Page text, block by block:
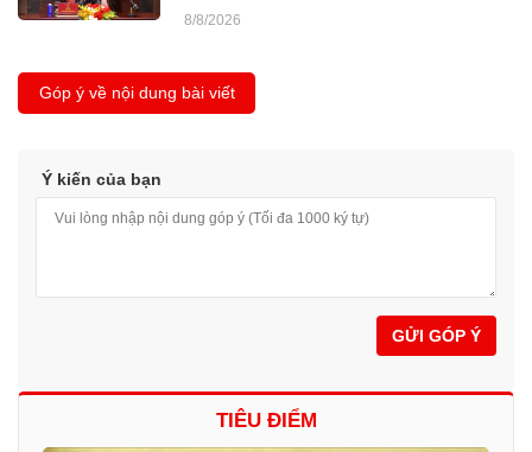
8/8/2026
Góp ý về nội dung bài viết
Ý kiến của bạn
GỬI GÓP Ý
TIÊU ĐIỂM